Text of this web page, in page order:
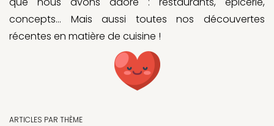
concepts… Mais aussi toutes nos découvertes
récentes en matière de cuisine !
ARTICLES PAR THÈME